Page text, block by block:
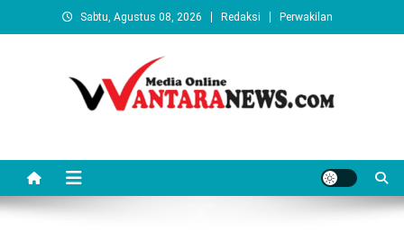
to
Sabtu, Agustus 08, 2026 Redaksi Perwakilan